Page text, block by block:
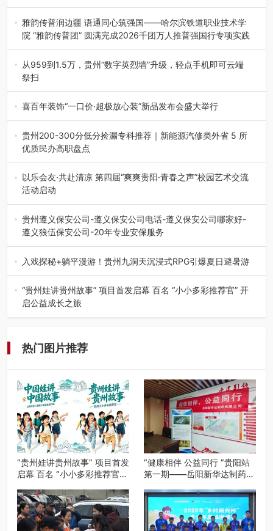
融合全球研发实力与本土洞察，深化客户共创，赋能西南市
场创新发展 （7月27日，成…
雅韵传普润边疆 语通同心筑强国——哈尔滨铁道职业技术学
院 “雅韵传普团” 圆满完成2026千团万人推普强国行专项实践
为扎实推进2026“千团万人推普强国行”大学生暑期社会实
践，牢牢紧扣 “雅韵传普…
从959到1.5万，贵州“数字英烈墙”升级，轻点手机即可云端
祭扫
八一建军节到来之际，由贵州省退役军人事务厅指导，贵阳
市退役军人事务局联合贵州广电…
喜百年装饰“一口价·超极放心装”新品发布会盛大举行
2026年7月31日，喜百年装饰“一口价·超极放心装”新品发布
会在贵阳隆重举行。…
贵州200-300分低分捡漏专科推荐｜新能源汽修类外省 5 所
优质民办高职盘点
在贵州省高考志愿填报体系中，200至300分数段考生可选择
的省内工科、新能源汽车…
以乐会友·共赴清凉 第四届“爽爽贵阳·青春之声”校园艺术交流
活动启动
七月的贵阳，清风送爽，第四届“爽爽贵阳·青春之声”校园管
弦乐（合唱）艺术交流活动…
贵州遵义保安公司-遵义保安公司电话-遵义保安公司哪家好-
遵义狼伍保安公司-20年专业安保服务
在遵义，不管是企业园区运营、小区物业管理、建筑工地施
工、商业商场经营，还是举办各…
入戏探秘+躺平漫游！贵州九洞天沉浸式RPG引爆夏日避暑游
入伏后的贵州，清凉依旧。而在毕节深处的九洞天景区，贵
州首个水上喀斯特沉浸式RPG…
“贵州娃讲贵州故事” 项目首发启幕 百名 “小小多彩推荐官” 开
启公益成长之旅
热门图片推荐
“贵州娃讲贵州故事” 项目首发
启幕 百名 “小小多彩推荐官”
“健康相伴 公益同行 ”贵阳站
第一期——岳阳新华达制药贵